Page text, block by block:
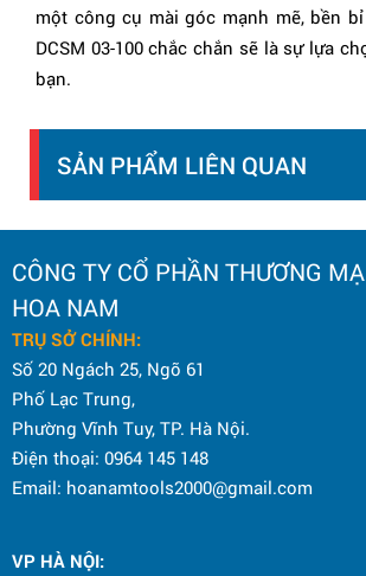
một công cụ mài góc mạnh mẽ, bền
DCSM 03-100 chắc chắn sẽ là sự lựa
bạn.
SẢN PHẨM LIÊN QUAN
CÔNG TY CỔ PHẦN THƯƠNG
HOA NAM
TRỤ SỞ CHÍNH:
Số 20 Ngách 25, Ngõ 61
Phố Lạc Trung,
Phường Vĩnh Tuy, TP. Hà Nội.
Điện thoại: 0964 145 148
Email: hoanamtools2000@gmail.com
VP HÀ NỘI: